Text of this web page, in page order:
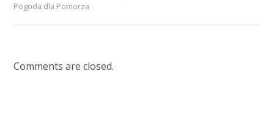
Pogoda dla Pomorza
Comments are closed.